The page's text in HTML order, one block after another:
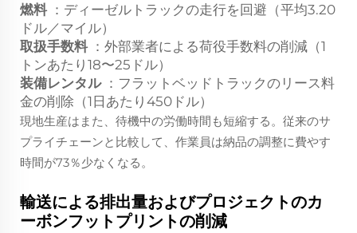
燃料 ：ディーゼルトラックの走行を回避（平均3.20
ドル／マイル）
取扱手数料 ：外部業者による荷役手数料の削減（1
トンあたり18〜25ドル）
装備レンタル ：フラットベッドトラックのリース料
金の削除（1日あたり450ドル）
現地生産はまた、待機中の労働時間も短縮する。従来のサ
プライチェーンと比較して、作業員は納品の調整に費やす
時間が73％少なくなる。
輸送による排出量およびプロジェクトのカ
ーボンフットプリントの削減